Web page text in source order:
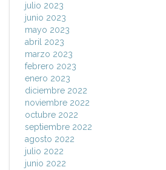
julio 2023
junio 2023
mayo 2023
abril 2023
marzo 2023
febrero 2023
enero 2023
diciembre 2022
noviembre 2022
octubre 2022
septiembre 2022
agosto 2022
julio 2022
junio 2022